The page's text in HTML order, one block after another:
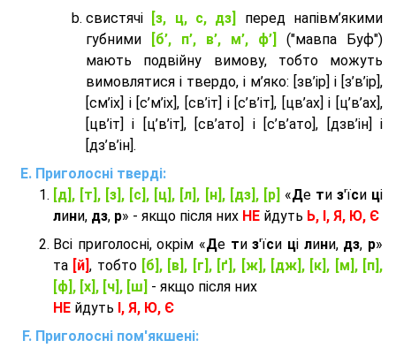
cвистячі
[з, ц, с, дз]
перед напівм’якими
губними
[б’, п’, в’, м’, ф’]
("мавпа Буф")
мають подвійну вимову, тобто можуть
вимовлятися і твердо, і м’яко: [зв’ір] і [з’в’ір],
[см’іх] і [с’м’іх], [св’іт] і [с’в’іт], [цв’ах] і [ц’в’ах],
[цв’іт] і [ц’в’іт], [св’ато] і [с’в’ато], [дзв’iн] і
[дз’в’iн].
Приголосні тверді:
[д], [т], [з], [с], [ц], [л], [н], [дз], [р] «Де ти з'їси ці
лини, дз, р» - якщо після них НЕ йдуть Ь, І, Я, Ю, Є
Всі приголосні, окрім «Де тиз'їси ці лини, дз, р»
та [й], тобто [б], [в], [г], [ґ], [ж], [дж], [к], [м], [п],
[ф], [х], [ч], [ш] - якщо після них
НЕ йдуть І, Я, Ю, Є
Приголосні пом'якшені: